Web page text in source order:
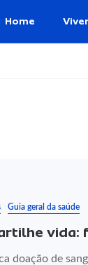
Home
Guia geral da saúde
vida:
doação de